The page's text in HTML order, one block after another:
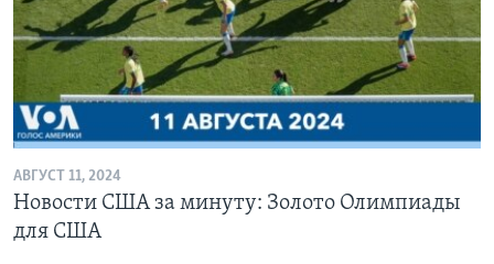
АВГУСТ 11, 2024
Новости США за минуту: Золото Олимпиады
для США